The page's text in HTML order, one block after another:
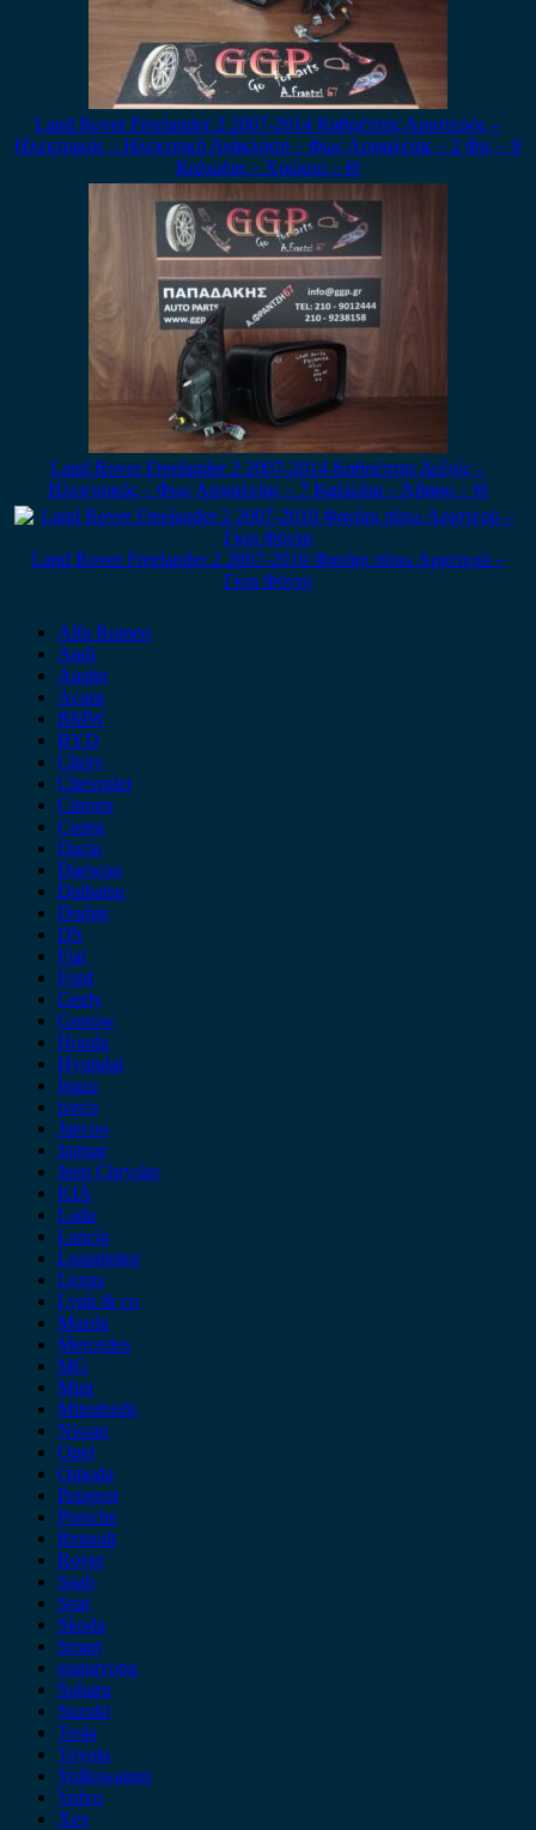
Land Rover Freelander 2 2007-2014 Καθρέπτης Αριστερός –
Ηλεκτρικός – Ηλεκτρική Ανάκληση – Φως Ασφαλείας – 2 Φις – 9
Καλώδια – Χρώμιο – Θ
Land Rover Freelander 2 2007-2014 Καθρέπτης Δεξιός –
Ηλεκτρικός – Φως Ασφαλείας – 7 Καλώδια – Άβαφο – Θ
Land Rover Freelander 2 2007-2010 Φανάρι πίσω Αριστερό –
Γκρι Φόντο
Alfa Romeo
Audi
Austin
Acura
BMW
BYD
Chery
Chevrolet
Citroen
Cupra
Dacia
Daewoo
Daihatsu
Dodge
DS
Fiat
Ford
Geely
Gonow
Honda
Hyundai
Isuzu
iveco
Jaecoo
Jaguar
Jeep Chrysler
KIA
Lada
Lancia
Leapmotor
Lexus
Lynk & co
Mazda
Mercedes
MG
Mini
Mitsubishi
Nissan
Opel
Omoda
Peugeot
Porsche
Renault
Rover
Saab
Seat
Skoda
Smart
ssangyong
Subaru
Suzuki
Tesla
Toyota
Volkswagen
Volvo
Xev